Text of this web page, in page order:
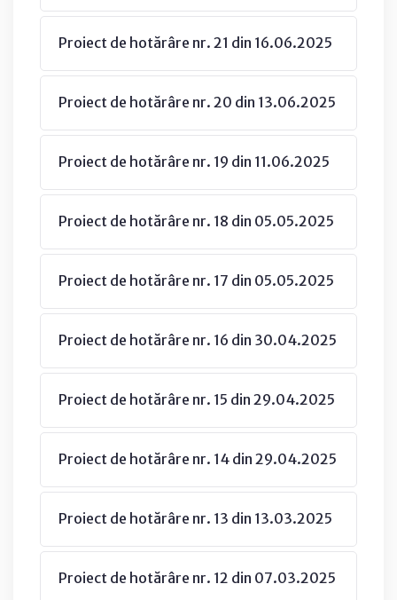
Proiect de hotărâre nr. 21 din 16.06.2025
Proiect de hotărâre nr. 20 din 13.06.2025
Proiect de hotărâre nr. 19 din 11.06.2025
Proiect de hotărâre nr. 18 din 05.05.2025
Proiect de hotărâre nr. 17 din 05.05.2025
Proiect de hotărâre nr. 16 din 30.04.2025
Proiect de hotărâre nr. 15 din 29.04.2025
Proiect de hotărâre nr. 14 din 29.04.2025
Proiect de hotărâre nr. 13 din 13.03.2025
Proiect de hotărâre nr. 12 din 07.03.2025